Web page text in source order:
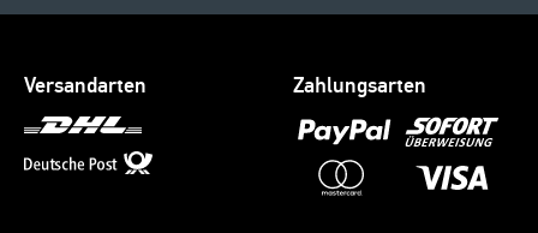
Versandarten Zahlungsarten